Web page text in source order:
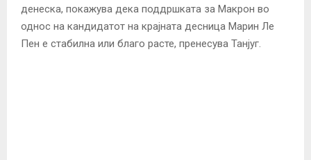
денеска, покажува дека поддршката за Макрон во
однос на кандидатот на крајната десница Марин Ле
Пен е стабилна или благо расте, пренесува Танјуг.